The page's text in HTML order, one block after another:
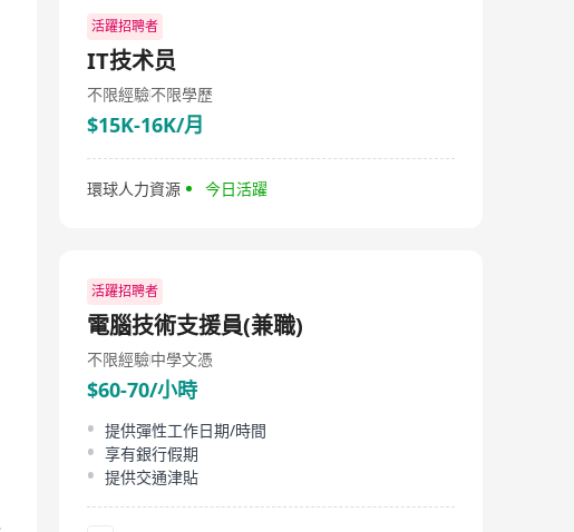
现智能化转型。
活躍招聘者
IT技术员
不限經驗不限學歷
$15K-16K/月
環球人力資源 今日活躍
活躍招聘者
電腦技術支援員(兼職)
不限經驗中學文憑
$60-70/小時
提供彈性工作日期/時間
享有銀行假期
提供交通津貼